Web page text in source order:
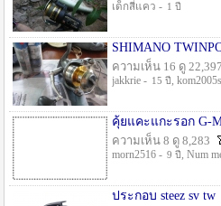
เด็กสี่แคว - 1 ปี
SHIMANO
ความเห็น 16 ดู 22,397
jakkrie - 15 ปี ,
คุ้ยแคะแกะรอก G-
ความเห็น 8 ดู 8,283
morn2516 - 9 ปี , Num
ประกอบ steez sv tw